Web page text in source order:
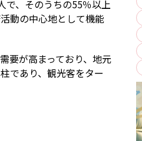
で、そのうちの55％以上
動の中心地として機能
要が高まっており、地元
であり、観光客をター